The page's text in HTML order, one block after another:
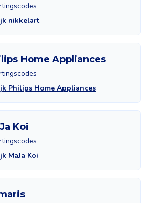
nikkelart
Home Appliances
Philips Home Appliances
Koi
MaJa Koi